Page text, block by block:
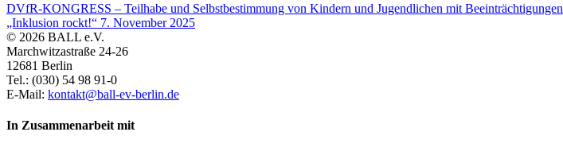
DVfR-KONGRESS – Teilhabe und Selbstbestimmung von Kindern und Jugendlichen mit Beeinträchtigungen
„Inklusion rockt!“ 7. November 2025
© 2026 BALL e.V.
Marchwitzastraße 24-26
12681 Berlin
Tel.: (030) 54 98 91-0
E-Mail: kontakt@ball-ev-berlin.de
In Zusammenarbeit mit